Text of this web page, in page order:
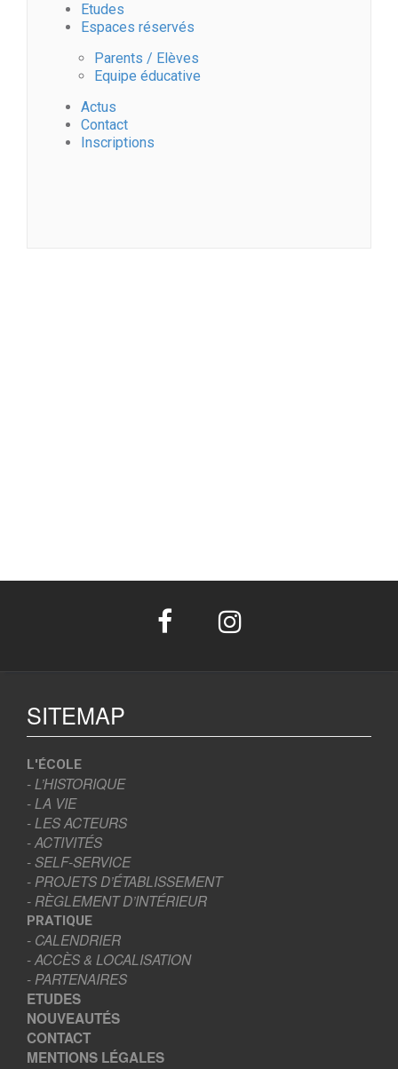
Etudes
Espaces réservés
Parents / Elèves
Equipe éducative
Actus
Contact
Inscriptions
SITEMAP
L'ÉCOLE
- L’HISTORIQUE
- LA VIE
- LES ACTEURS
- ACTIVITÉS
- SELF-SERVICE
- PROJETS D’ÉTABLISSEMENT
- RÈGLEMENT D’INTÉRIEUR
PRATIQUE
- CALENDRIER
- ACCÈS & LOCALISATION
- PARTENAIRES
ETUDES
NOUVEAUTÉS
CONTACT
MENTIONS LÉGALES